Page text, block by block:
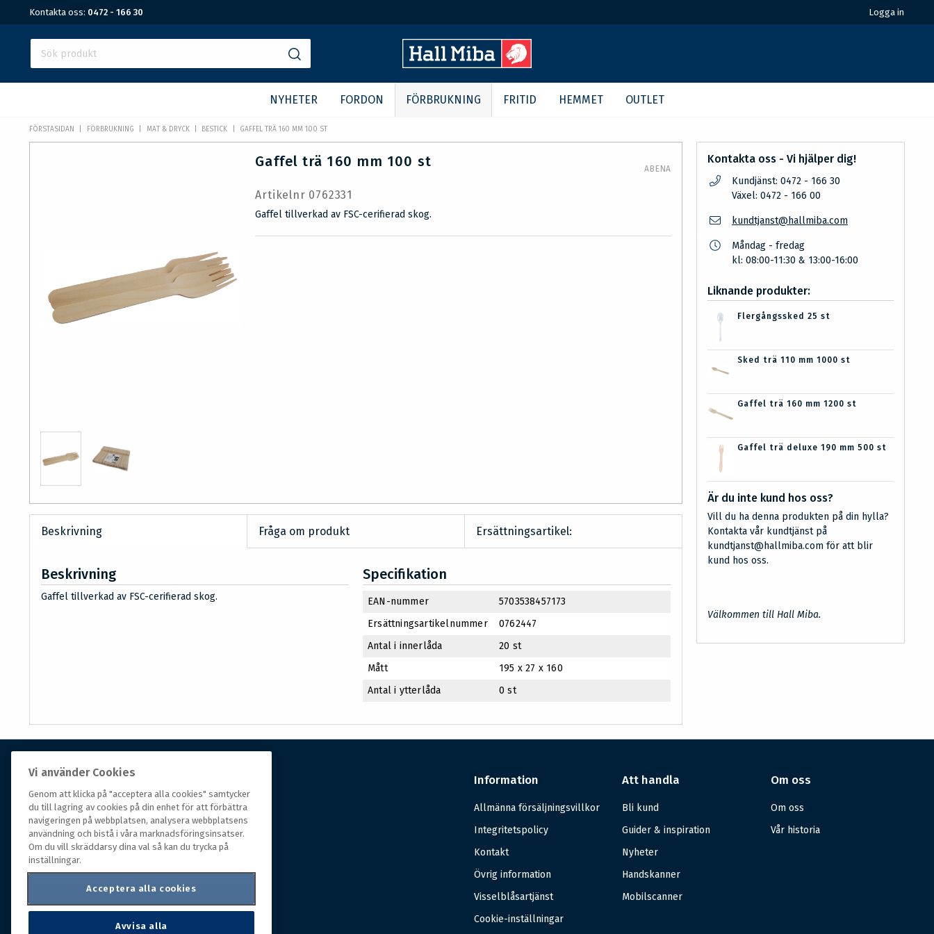
Kontakta oss: 0472 - 166 30 Logga in
NYHETER FORDON FÖRBRUKNING FRITID HEMMET OUTLET
FÖRSTASIDAN FÖRBRUKNING MAT & DRYCK BESTICK GAFFEL TRÄ 160 MM 100 ST
Gaffel trä 160 mm 100 st ABENA
Artikelnr 0762331
Gaffel tillverkad av FSC-cerifierad skog.
Beskrivning Fråga om produkt Ersättningsartikel:
Beskrivning
Gaffel tillverkad av FSC-cerifierad skog.
Specifikation
EAN-nummer
5703538457173
Ersättningsartikelnummer
0762447
Antal i innerlåda
20 st
Mått
195 x 27 x 160
Antal i ytterlåda
0 st
Kontakta oss - Vi hjälper dig!
Kundjänst: 0472 - 166 30
Växel: 0472 - 166 00
kundtjanst@hallmiba.com
Måndag - fredag
kl: 08:00-11:30 & 13:00-16:00
Liknande produkter:
Flergångssked 25 st
Sked trä 110 mm 1000 st
Gaffel trä 160 mm 1200 st
Gaffel trä deluxe 190 mm 500 st
Är du inte kund hos oss?
Vill du ha denna produkten på din hylla?
Kontakta vår kundtjänst på
kundtjanst@hallmiba.com för att blir
kund hos oss.
Välkommen till Hall Miba.
Om Hall Miba
Hall Miba är grossisten som funnits på marknaden i
över 150 år. Från huvudkontoret i småländska Växjö
styrs hela organisationen, som erbjuder prisvärda
produkter till kunder i rörelse.
Information
Allmänna försäljningsvillkor
Integritetspolicy
Kontakt
Övrig information
Visselblåsartjänst
Cookie-inställningar
Att handla
Bli kund
Guider & inspiration
Nyheter
Handskanner
Mobilscanner
Om oss
Om oss
Vår historia
Vi använder Cookies
Genom att klicka på "acceptera alla cookies" samtycker
du till lagring av cookies på din enhet för att förbättra
navigeringen på webbplatsen, analysera webbplatsens
användning och bistå i våra marknadsföringsinsatser.
Om du vill skräddarsy dina val så kan du trycka på
inställningar.
Acceptera alla cookies
Avvisa alla